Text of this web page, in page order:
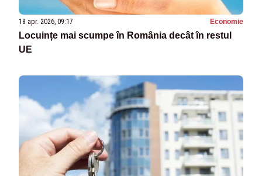
18 apr. 2026, 09:17 Economie
Locuințe mai scumpe în România decât în restul
UE